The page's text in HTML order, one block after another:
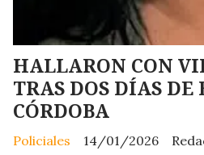
HALLARON CON
TRAS DOS DÍAS DE
CÓRDOBA
Policiales
14/01/2026